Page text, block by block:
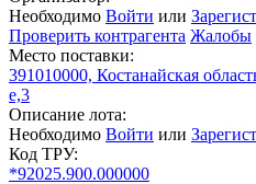
Необходимо Войти или
Проверить контрагента Жалобы
Место поставки:
391010000, Костанайская
е,3
Описание лота:
Необходимо Войти или
Код ТРУ:
*92025.900.000000